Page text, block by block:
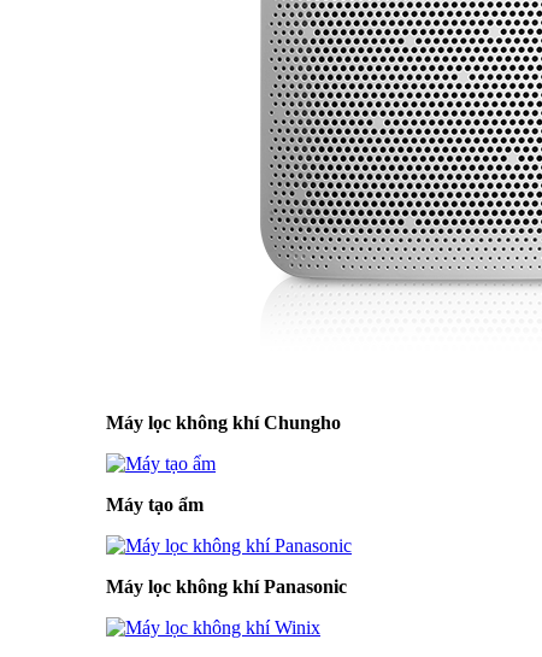
Máy lọc không khí Chungho
Máy tạo ẩm
Máy lọc không khí Panasonic